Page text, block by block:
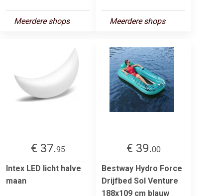
Meerdere shops Meerdere shops
€ 37.95
Intex LED licht halve
maan
€ 39.00
Bestway Hydro Force
Drijfbed Sol Venture
188x109 cm blauw